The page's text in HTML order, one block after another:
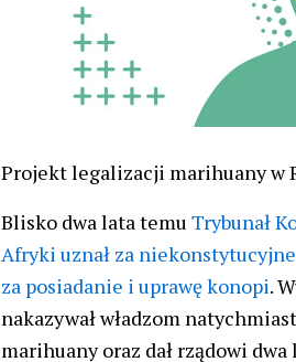
Projekt legalizacji marihuany w
Blisko dwa lata temu Trybunał
Afryki uznał za
za posiadanie i uprawę konopi.
nakazywał władzom
marihuany oraz dał rządowi